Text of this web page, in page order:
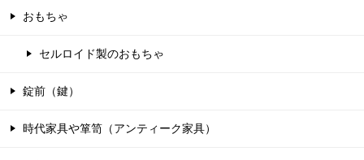
おもちゃ
セルロイド製のおもちゃ
錠前（鍵）
時代家具や箪笥（アンティーク家具）